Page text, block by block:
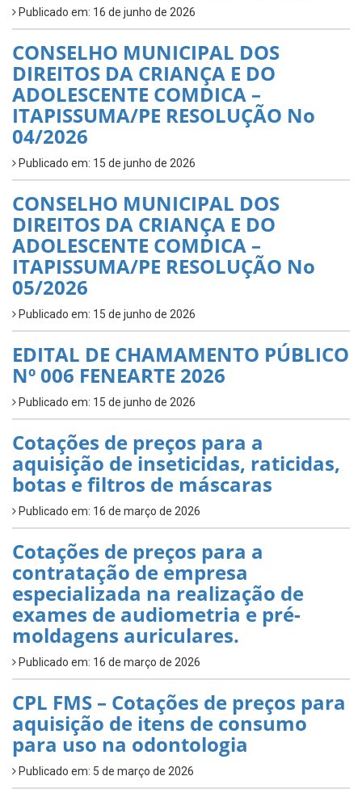
Publicado em: 16 de junho de 2026
CONSELHO MUNICIPAL DOS
DIREITOS DA CRIANÇA E DO
ADOLESCENTE COMDICA –
ITAPISSUMA/PE RESOLUÇÃO No
04/2026
Publicado em: 15 de junho de 2026
CONSELHO MUNICIPAL DOS
DIREITOS DA CRIANÇA E DO
ADOLESCENTE COMDICA –
ITAPISSUMA/PE RESOLUÇÃO No
05/2026
Publicado em: 15 de junho de 2026
EDITAL DE CHAMAMENTO PÚBLICO
Nº 006 FENEARTE 2026
Publicado em: 15 de junho de 2026
Cotações de preços para a
aquisição de inseticidas, raticidas,
botas e filtros de máscaras
Publicado em: 16 de março de 2026
Cotações de preços para a
contratação de empresa
especializada na realização de
exames de audiometria e pré-
moldagens auriculares.
Publicado em: 16 de março de 2026
CPL FMS – Cotações de preços para
aquisição de itens de consumo
para uso na odontologia
Publicado em: 5 de março de 2026